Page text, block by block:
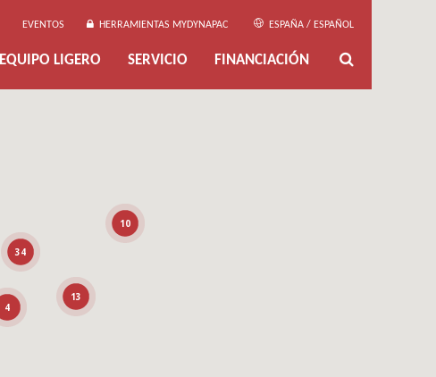
EVENTOS HERRAMIENTAS MYDYNAPAC ESPAÑA / ESPAÑOL
EQUIPO LIGERO SERVICIO FINANCIACIÓN
34
13
10
4